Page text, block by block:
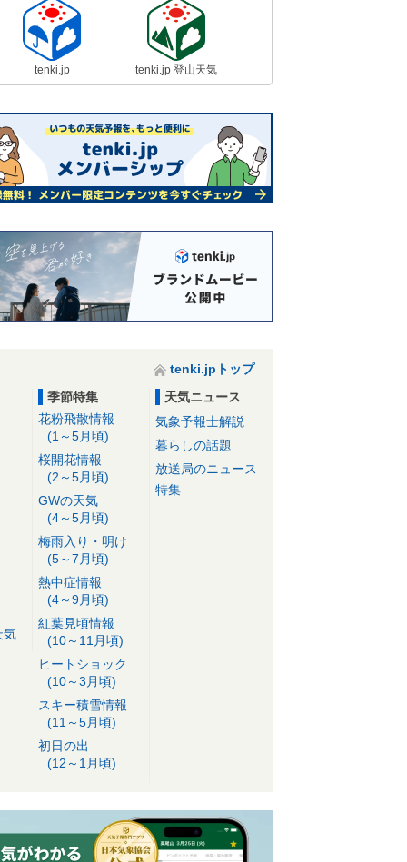
tenki.jp tenki.jp 登山天気
tenki.jpトップ
気
季節特集
花粉飛散情報
(1～5月頃)
桜開花情報
(2～5月頃)
GWの天気
(4～5月頃)
梅雨入り・明け
(5～7月頃)
熱中症情報
(4～9月頃)
紅葉見頃情報
(10～11月頃)
ヒートショック
(10～3月頃)
スキー積雪情報
(11～5月頃)
初日の出
(12～1月頃)
天気ニュース
気象予報士解説
暮らしの話題
放送局のニュース
特集